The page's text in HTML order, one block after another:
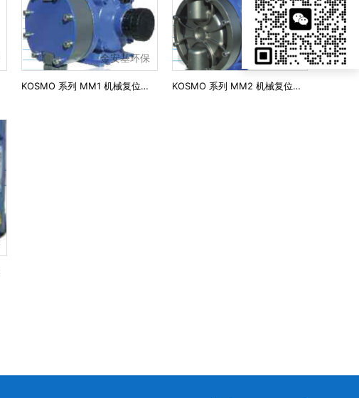
金安基环保
KOSMO 系列 MM1 机械复位隔膜计量泵
金安基环保
KOSMO 系列 MM2 机械复位隔膜计量泵